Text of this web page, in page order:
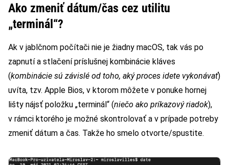
Ako zmeniť dátum/čas cez utilitu
„terminál“?
Ak v jablčnom počítači nie je žiadny macOS, tak vás po
zapnutí a stlačení príslušnej kombinácie kláves
(kombinácie sú závislé od toho, aký proces idete vykonávať)
uvíta, tzv. Apple Bios, v ktorom môžete v ponuke hornej
lišty nájsť položku „terminál“ (niečo ako príkazový riadok),
v rámci ktorého je možné skontrolovať a v prípade potreby
zmeniť dátum a čas. Takže ho smelo otvorte/spustite.